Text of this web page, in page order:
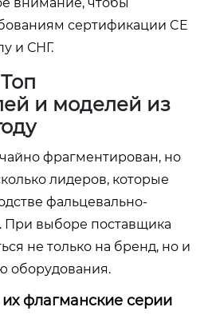
сертификации CE
и СНГ.
и моделей из
фрагментирован, но
лидеров, которые
фальцевально-
выборе поставщика
не только на бренд, но и
оборудования.
флагманские серии